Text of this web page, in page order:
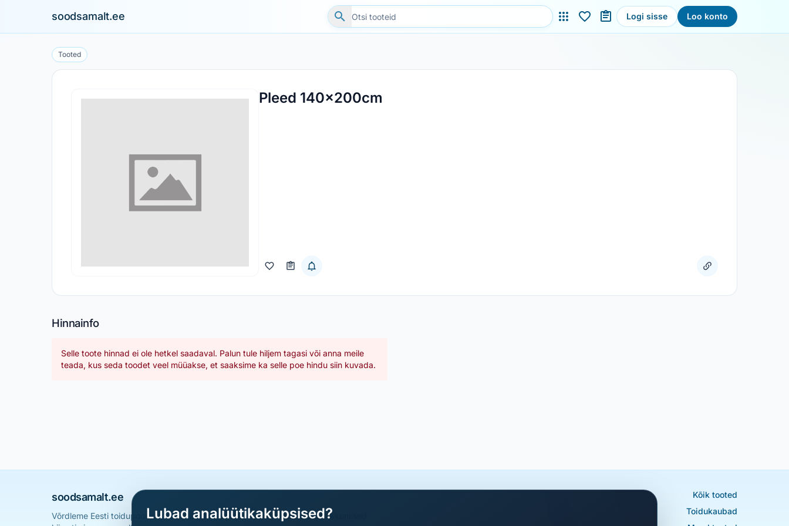
soodsamalt.ee Logi sisse Loo konto
Tooted
Pleed 140x200cm
Hinnainfo
Selle toote hinnad ei ole hetkel saadaval. Palun tule hiljem tagasi või anna meile
teada, kus seda toodet veel müüakse, et saaksime ka selle poe hindu siin kuvada.
soodsamalt.ee
Võrdleme Eesti toidupoodide hindu ja aitame sul leida parimad sooduspakkumised
Kõik tooted
Toidukaubad
Lubad analüütikaküpsised?